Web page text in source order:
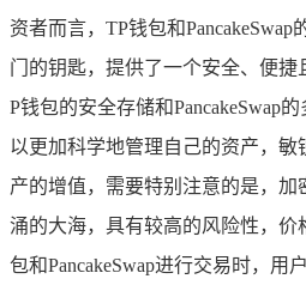
资者而言，TP钱包和
门的钥匙，提供了一个安全、便
P钱包的安全存储和PancakeSwap
以更加科学地管理自己的资产，
产的增值，需要特别注意的是，
涌的大海，具有较高的风险性，价
包和PancakeSwap进行交易时，用